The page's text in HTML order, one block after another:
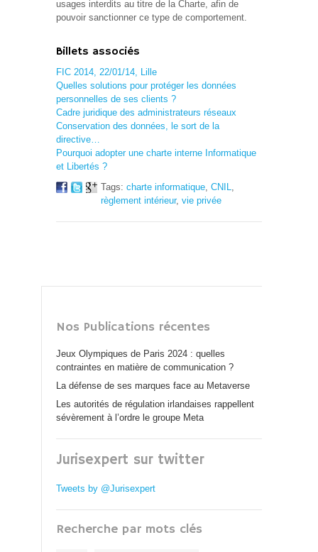
usages interdits au titre de la Charte, afin de
pouvoir sanctionner ce type de comportement.
Billets associés
FIC 2014, 22/01/14, Lille
Quelles solutions pour protéger les données
personnelles de ses clients ?
Cadre juridique des administrateurs réseaux
Conservation des données, le sort de la
directive…
Pourquoi adopter une charte interne Informatique
et Libertés ?
Tags: charte informatique, CNIL,
règlement intérieur, vie privée
Nos Publications récentes
Jeux Olympiques de Paris 2024 : quelles
contraintes en matière de communication ?
La défense de ses marques face au Metaverse
Les autorités de régulation irlandaises rappellent
sévèrement à l’ordre le groupe Meta
Jurisexpert sur twitter
Tweets by @Jurisexpert
Recherche par mots clés